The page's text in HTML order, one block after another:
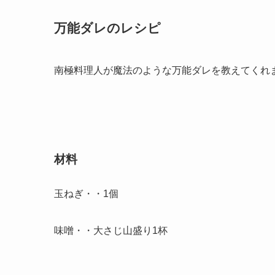
万能ダレのレシピ
南極料理人が魔法のような万能ダレを教えてくれ
材料
玉ねぎ・・1個
味噌・・大さじ山盛り1杯